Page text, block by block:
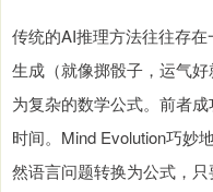
传统的AI推理方法往往存
生成（就像掷骰子，运气
为复杂的数学公式。前者
时间。Mind Evolution巧妙
然语言问题转换为公式，